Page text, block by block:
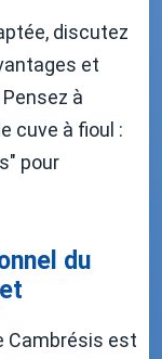
discutez
et
à
cuve à fioul :
pour
du
Cambrésis est